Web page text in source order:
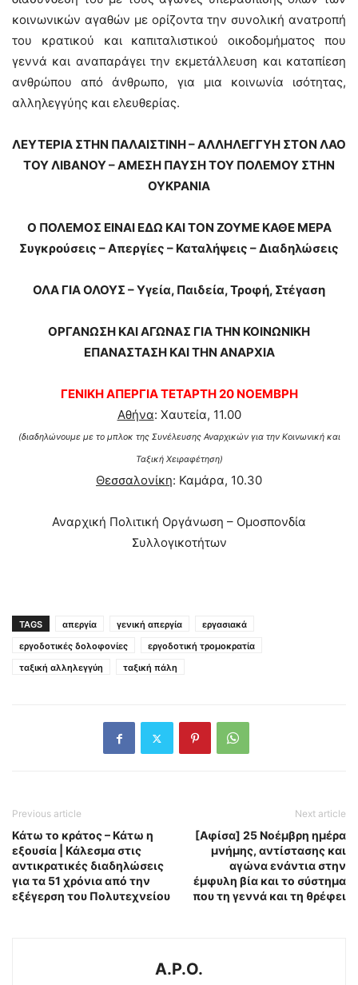
κοινωνικών αγαθών με ορίζοντα την συνολική ανατροπή
του κρατικού και καπιταλιστικού οικοδομήματος που
γεννά και αναπαράγει την εκμετάλλευση και καταπίεση
ανθρώπου από άνθρωπο, για μια κοινωνία ισότητας,
αλληλεγγύης και ελευθερίας.
ΛΕΥΤΕΡΙΑ ΣΤΗΝ ΠΑΛΑΙΣΤΙΝΗ – ΑΛΛΗΛΕΓΓΥΗ ΣΤΟΝ ΛΑΟ
ΤΟΥ ΛΙΒΑΝΟΥ – ΑΜΕΣΗ ΠΑΥΣΗ ΤΟΥ ΠΟΛΕΜΟΥ ΣΤΗΝ
ΟΥΚΡΑΝΙΑ
Ο ΠΟΛΕΜΟΣ ΕΙΝΑΙ ΕΔΩ ΚΑΙ ΤΟΝ ΖΟΥΜΕ ΚΑΘΕ ΜΕΡΑ
Συγκρούσεις – Απεργίες – Καταλήψεις – Διαδηλώσεις
ΟΛΑ ΓΙΑ ΟΛΟΥΣ – Υγεία, Παιδεία, Τροφή, Στέγαση
ΟΡΓΑΝΩΣΗ ΚΑΙ ΑΓΩΝΑΣ ΓΙΑ ΤΗΝ ΚΟΙΝΩΝΙΚΗ
ΕΠΑΝΑΣΤΑΣΗ ΚΑΙ ΤΗΝ ΑΝΑΡΧΙΑ
ΓΕΝΙΚΗ ΑΠΕΡΓΙΑ ΤΕΤΑΡΤΗ 20 ΝΟΕΜΒΡΗ
Αθήνα: Χαυτεία, 11.00
(διαδηλώνουμε με το μπλοκ της Συνέλευσης Αναρχικών για την Κοινωνική και
Ταξική Χειραφέτηση)
Θεσσαλονίκη: Καμάρα, 10.30
Αναρχική Πολιτική Οργάνωση – Ομοσπονδία
Συλλογικοτήτων
TAGS απεργία γενική απεργία
εργασιακά
εργοδοτικές δολοφονίες
εργοδοτική τρομοκρατία
ταξική αλληλεγγύη
ταξική πάλη
Previous article
Κάτω το κράτος – Κάτω η
εξουσία | Κάλεσμα στις
αντικρατικές διαδηλώσεις
για τα 51 χρόνια από την
εξέγερση του Πολυτεχνείου
Next article
[Αφίσα] 25 Νοέμβρη ημέρα
μνήμης, αντίστασης και
αγώνα ενάντια στην
έμφυλη βία και το σύστημα
που τη γεννά και τη θρέφει
A.P.O.